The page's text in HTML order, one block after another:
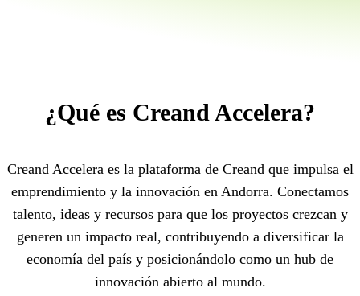
¿Qué es Creand Accelera?
Creand Accelera es la plataforma de Creand que impulsa el
emprendimiento y la innovación en Andorra. Conectamos
talento, ideas y recursos para que los proyectos crezcan y
generen un impacto real, contribuyendo a diversificar la
economía del país y posicionándolo como un hub de
innovación abierto al mundo.